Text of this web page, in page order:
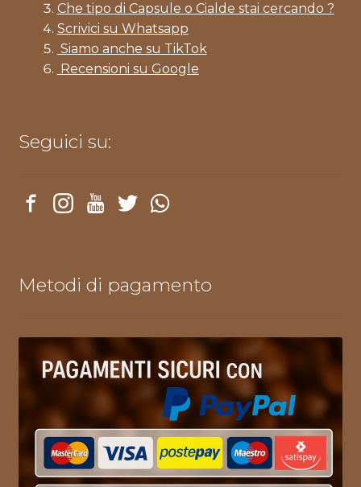
Che tipo di Capsule o Cialde stai cercando ?
Scrivici su Whatsapp
Siamo anche su TikTok
Recensioni su Google
Seguici su:
Metodi di pagamento